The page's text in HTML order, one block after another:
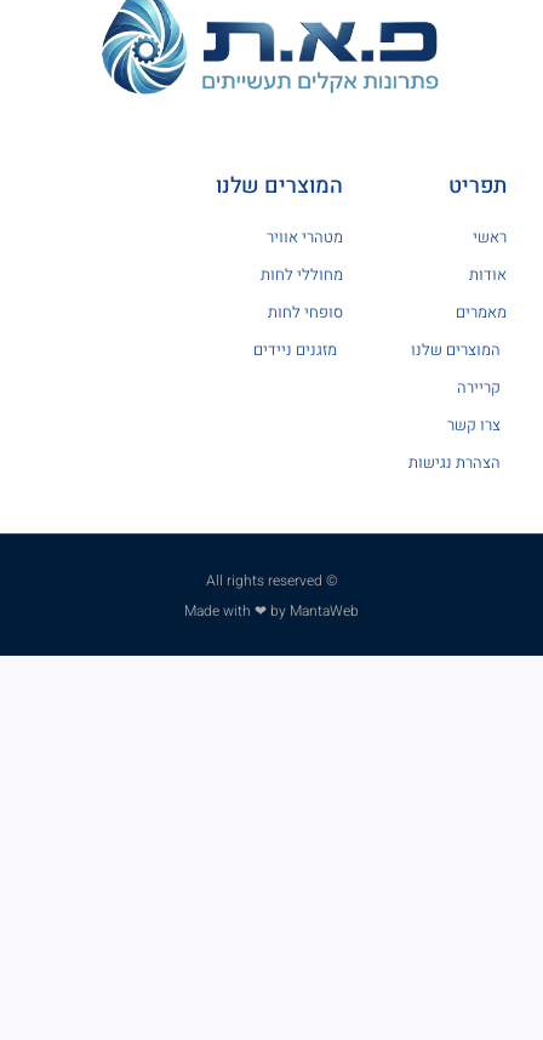
תפריט
ראשי
אודות
מאמרים
המוצרים שלנו
קריירה
צרו קשר
הצהרת נגישות
המוצרים שלנו
מטהרי אוויר
מחוללי לחות
סופחי לחות
מזגנים ניידים
© All rights reserved
Made with ❤ by MantaWeb